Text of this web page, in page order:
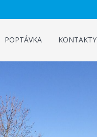
POPTÁVKA KONTAKTY